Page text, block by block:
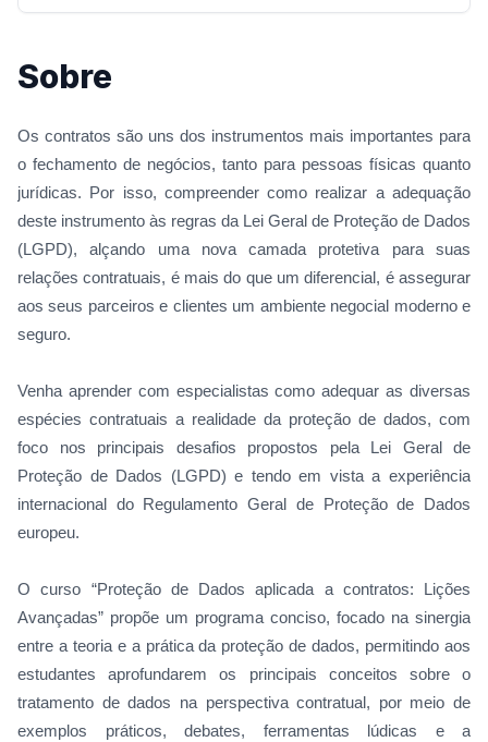
Sobre
Os contratos são uns dos instrumentos mais importantes para
o fechamento de negócios, tanto para pessoas físicas quanto
jurídicas. Por isso, compreender como realizar a adequação
deste instrumento às regras da Lei Geral de Proteção de Dados
(LGPD), alçando uma nova camada protetiva para suas
relações contratuais, é mais do que um diferencial, é assegurar
aos seus parceiros e clientes um ambiente negocial moderno e
seguro.
Venha aprender com especialistas como adequar as diversas
espécies contratuais a realidade da proteção de dados, com
foco nos principais desafios propostos pela Lei Geral de
Proteção de Dados (LGPD) e tendo em vista a experiência
internacional do Regulamento Geral de Proteção de Dados
europeu.
O curso “Proteção de Dados aplicada a contratos: Lições
Avançadas” propõe um programa conciso, focado na sinergia
entre a teoria e a prática da proteção de dados, permitindo aos
estudantes aprofundarem os principais conceitos sobre o
tratamento de dados na perspectiva contratual, por meio de
exemplos práticos, debates, ferramentas lúdicas e a